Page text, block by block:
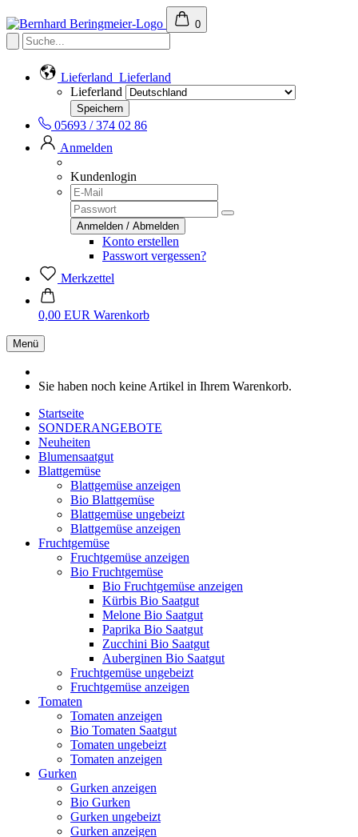
0
Lieferland Lieferland
Lieferland
05693 / 374 02 86
Anmelden
Kundenlogin
Konto erstellen
Passwort vergessen?
Merkzettel
0,00 EUR Warenkorb
Menü
Sie haben noch keine Artikel in Ihrem Warenkorb.
Startseite
SONDERANGEBOTE
Neuheiten
Blumensaatgut
Blattgemüse
Blattgemüse anzeigen
Bio Blattgemüse
Blattgemüse ungebeizt
Blattgemüse anzeigen
Fruchtgemüse
Fruchtgemüse anzeigen
Bio Fruchtgemüse
Bio Fruchtgemüse anzeigen
Kürbis Bio Saatgut
Melone Bio Saatgut
Paprika Bio Saatgut
Zucchini Bio Saatgut
Auberginen Bio Saatgut
Fruchtgemüse ungebeizt
Fruchtgemüse anzeigen
Tomaten
Tomaten anzeigen
Bio Tomaten Saatgut
Tomaten ungebeizt
Tomaten anzeigen
Gurken
Gurken anzeigen
Bio Gurken
Gurken ungebeizt
Gurken anzeigen